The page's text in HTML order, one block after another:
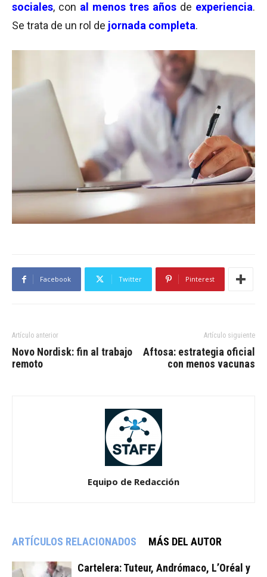
sociales, con al menos tres años de experiencia.
Se trata de un rol de jornada completa.
Facebook Twitter Pinterest
Artículo anterior
Novo Nordisk: fin al trabajo
remoto
Artículo siguiente
Aftosa: estrategia oficial
con menos vacunas
Equipo de Redacción
ARTÍCULOS RELACIONADOS MÁS DEL AUTOR
Cartelera: Tuteur, Andrómaco, L’Oréal y